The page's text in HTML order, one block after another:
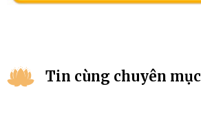
Tin cùng chuyên mục